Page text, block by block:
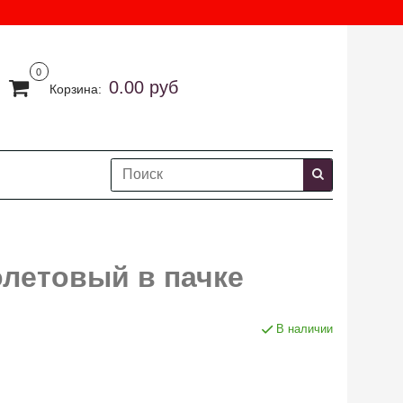
0
Корзина: 0.00 руб
в пачке
В наличии